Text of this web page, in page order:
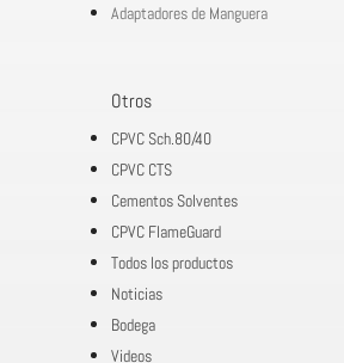
Adaptadores de Manguera
Otros
CPVC Sch.80/40
CPVC CTS
Cementos Solventes
CPVC FlameGuard
Todos los productos
Noticias
Bodega
Videos